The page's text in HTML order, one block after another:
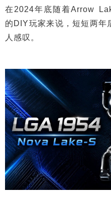
在2024年底随着Arrow
的DIY玩家来说，短短两年
人感叹。